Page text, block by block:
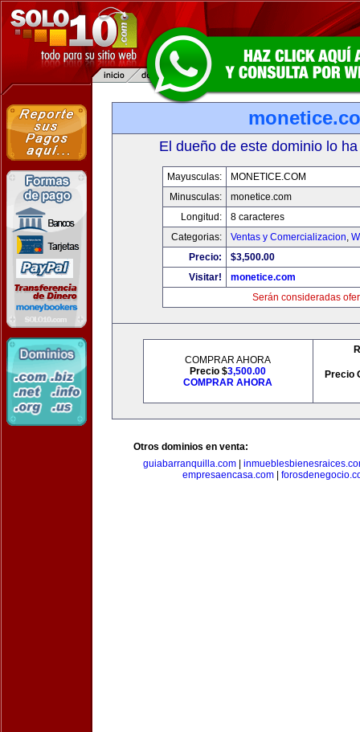
El dueño de este dominio lo
Mayusculas:
MONETICE.COM
Minusculas:
monetice.com
Longitud:
8 caracteres
Categorias:
Ventas y Comercializacion,
Precio:
$3,500.00
Visitar!
monetice.com
Serán consideradas
COMPRAR AHORA
Precio $3,500.00
COMPRAR AHORA
Precio
Otros dominios en venta:
guiabarranquilla.com|
empresaencasa.com|